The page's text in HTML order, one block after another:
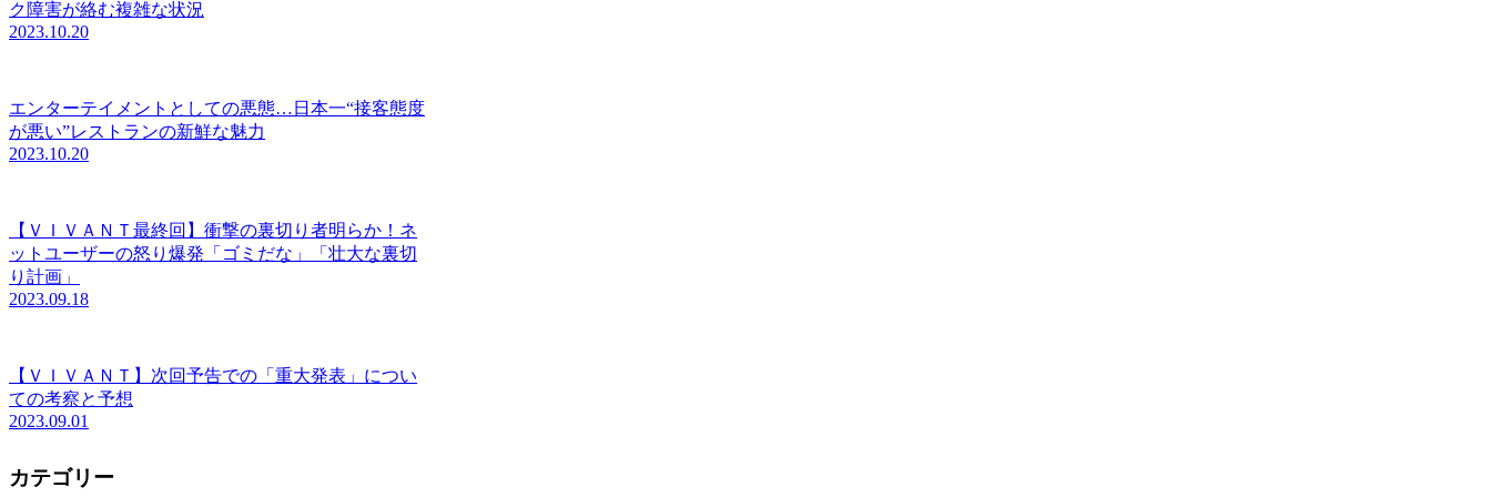
ク障害が絡む複雑な状況
2023.10.20
エンターテイメントとしての悪態…日本一“接客態度
が悪い”レストランの新鮮な魅力
2023.10.20
【ＶＩＶＡＮＴ最終回】衝撃の裏切り者明らか！ネ
ットユーザーの怒り爆発「ゴミだな」「壮大な裏切
り計画」
2023.09.18
【ＶＩＶＡＮＴ】次回予告での「重大発表」につい
ての考察と予想
2023.09.01
カテゴリー